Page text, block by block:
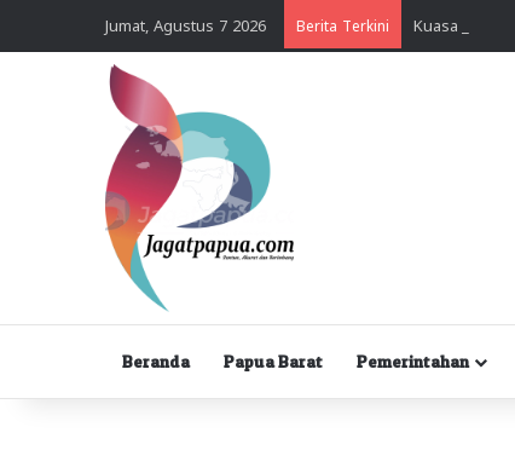
Jumat, Agustus 7 2026 Berita Terkini
Beranda Papua Barat Pemerintahan